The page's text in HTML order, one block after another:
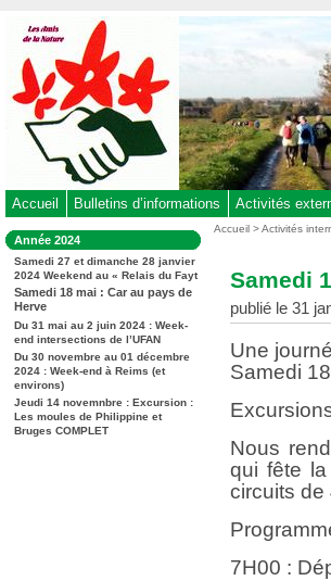
au
contenu
-
Aller
au
menu
-
à
la
recherche
Accueil Bulletins d’informations Activités
Dans
la
rubrique
:
Année 2024
Samedi 27 et dimanche 28 janvier
2024 Weekend au « Relais du Fayt
Samedi 18 mai : Car au pays de
Herve
Du 31 mai au 2 juin 2024 : Week-
end intersections de l’UFAN
Du 30 novembre au 01 décembre
2024 : Week-end à Reims (et
environs)
Jeudi 14 novemnbre : Excursion :
Les moules de Philippine et
Bruges COMPLET
Vous
Accueil >Activités
Samedi
publié le 31
Une
Samedi
Nous
qui fête
circuits de
7H00 :